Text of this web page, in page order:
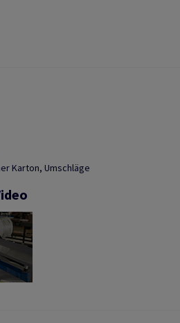
Karton, Umschläge